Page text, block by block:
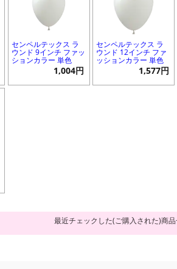
センペルテックス ラ
ウンド 9インチ ファッ
ションカラー 単色
1,004円
センペルテックス ラ
ウンド 12インチ ファ
ッションカラー 単色
1,577円
最近チェックした(ご購入された)商品